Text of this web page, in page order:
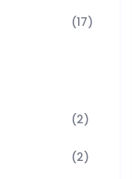
(17)
(2)
(2)